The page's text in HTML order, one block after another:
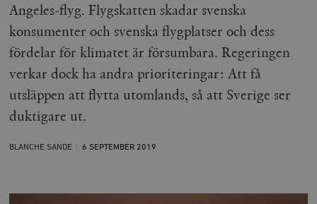
Angeles-flyg. Flygskatten skadar svenska
konsumenter och svenska flygplatser och dess
fördelar för klimatet är försumbara. Regeringen
verkar dock ha andra prioriteringar: Att få
utsläppen att flytta utomlands, så att Sverige ser
duktigare ut.
BLANCHE SANDE 6 SEPTEMBER 2019